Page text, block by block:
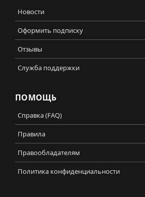
Новости
Оформить подписку
Отзывы
Служба поддержки
ПОМОЩЬ
Справка (FAQ)
Правила
Правообладателям
Политика конфиденциальности